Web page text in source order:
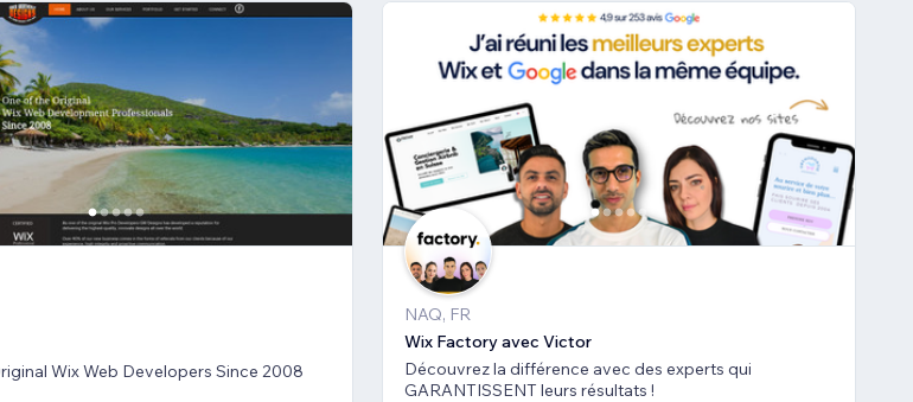
Wix Web Developers Since 2008
NAQ, FR
Wix Factory avec Victor
Découvrez la différence avec des experts qui
GARANTISSENT leurs résultats !